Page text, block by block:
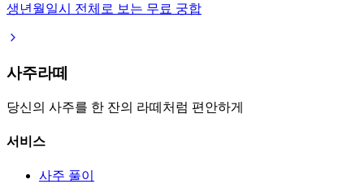
생년월일시 전체로 보는 무료 궁합
사주라떼
당신의 사주를 한 잔의 라떼처럼 편안하게
서비스
사주 풀이